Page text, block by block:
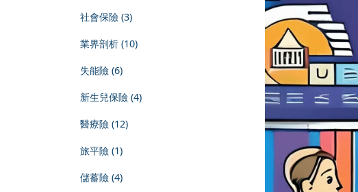
社會保險 (3)
業界剖析 (10)
失能險 (6)
新生兒保險 (4)
醫療險 (12)
旅平險 (1)
儲蓄險 (4)